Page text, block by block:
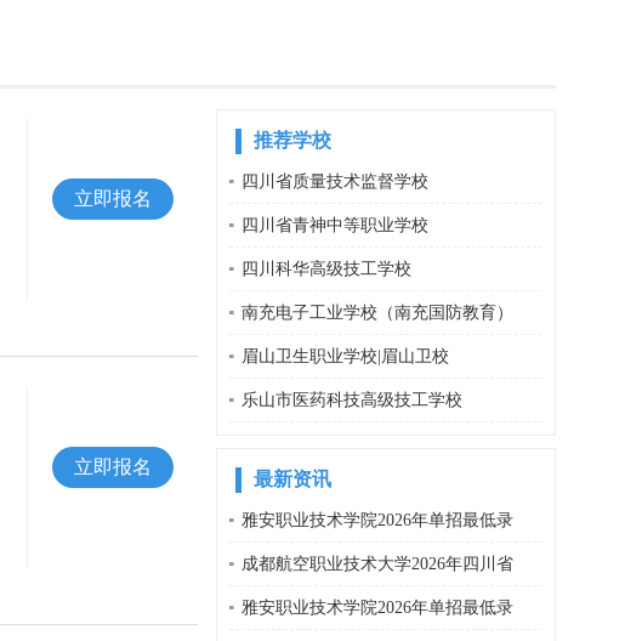
立即报名
立即报名
推荐学校
四川省质量技术监督学校
四川省青神中等职业学校
四川科华高级技工学校
南充电子工业学校（南充国防教育）
眉山卫生职业学校|眉山卫校
乐山市医药科技高级技工学校
最新资讯
雅安职业技术学院2026年单招最低录
成都航空职业技术大学2026年四川省
雅安职业技术学院2026年单招最低录